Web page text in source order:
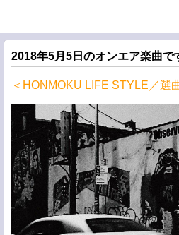
2018年5月5日のオンエア楽曲で
＜HONMOKU LIFE STYLE／選